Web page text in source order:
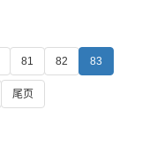
81 82 83
尾页